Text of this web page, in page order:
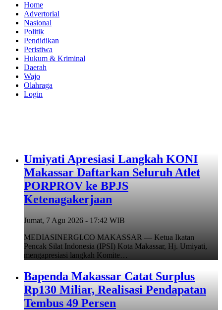
Home
Advertorial
Nasional
Politik
Pendidikan
Peristiwa
Hukum & Kriminal
Daerah
Wajo
Olahraga
Login
Umiyati Apresiasi Langkah KONI
Makassar Daftarkan Seluruh Atlet
PORPROV ke BPJS
Ketenagakerjaan
Jumat, 7 Agu 2026 - 17:42 WIB
MEDIASINERGI.CO MAKASSAR — Ketua Ikatan
Pencak Silat Indonesia (IPSI) Kota Makassar, Hj. Umiyati,
mengapresiasi langkah Komite…
Bapenda Makassar Catat Surplus
Rp130 Miliar, Realisasi Pendapatan
Tembus 49 Persen